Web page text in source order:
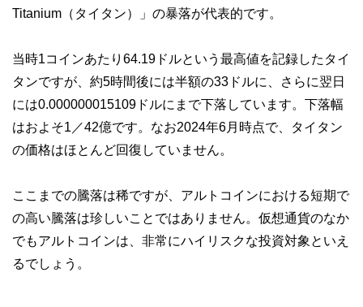
Titanium（タイタン）」の暴落が代表的です。
当時1コインあたり64.19ドルという最高値を記録したタイ
タンですが、約5時間後には半額の33ドルに、さらに翌日
には0.000000015109ドルにまで下落しています。下落幅
はおよそ1／42億です。なお2024年6月時点で、タイタン
の価格はほとんど回復していません。
ここまでの騰落は稀ですが、アルトコインにおける短期で
の高い騰落は珍しいことではありません。仮想通貨のなか
でもアルトコインは、非常にハイリスクな投資対象といえ
るでしょう。